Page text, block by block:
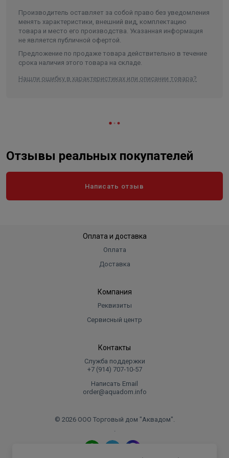
Производитель оставляет за собой право без уведомления
менять характеристики, внешний вид, комплектацию
товара и место его производства. Указанная информация
не является публичной офертой.
Предложение по продаже товара действительно в течение
срока наличия этого товара на складе.
Нашли ошибку в характеристиках или описании товара?
Отзывы реальных покупателей
Написать отзыв
Оплата и доставка
Оплата
Доставка
Компания
Реквизиты
Сервисный центр
Контакты
Служба поддержки
+7 (914) 707‑10‑57
Написать Email
order@aquadom.info
© 2026 ООО Торговый дом "Аквадом".
.